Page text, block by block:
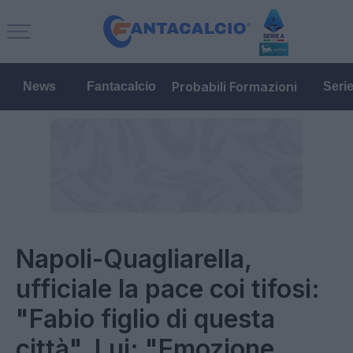
News Fantacalcio Probabili Formazioni
Napoli-Quagliarella,
ufficiale la pace coi tifosi:
"Fabio figlio di questa